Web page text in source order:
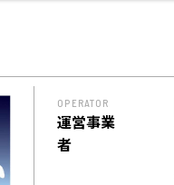
OPERATOR
運営事業
者